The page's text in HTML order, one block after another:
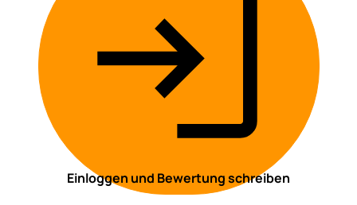
Einloggen und Bewertung schreiben